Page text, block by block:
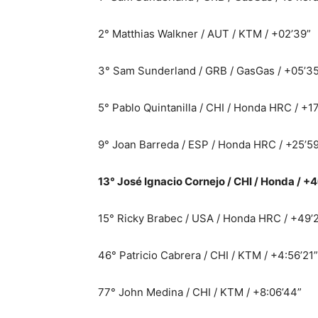
2° Matthias Walkner / AUT / KTM / +02’39”
3° Sam Sunderland / GRB / GasGas /
5° Pablo Quintanilla / CHI / Honda HRC /
9° Joan Barreda / ESP / Honda HRC /
13° José Ignacio Cornejo / CHI / Honda /
15° Ricky Brabec / USA / Honda HRC /
46° Patricio Cabrera / CHI / KTM / +4:56’21”
77° John Medina / CHI / KTM / +8:06’44”